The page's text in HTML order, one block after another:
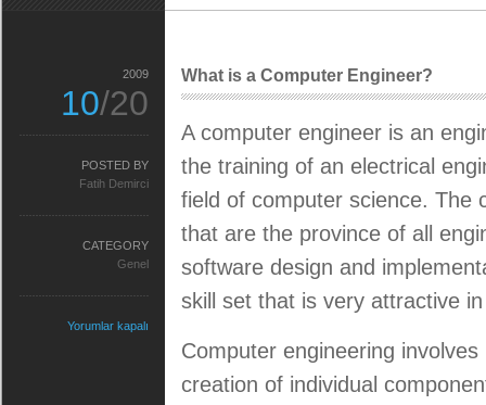
What is a Computer Engineer?
A computer engineer is an
the training of an electrical
field of computer science. The
that are the province of all
software design and
skill set that is very attractive
Computer engineering
creation of individual
2009
10/20
POSTED BY
Fatih Demirci
CATEGORY
Genel
Yorumlar kapalı